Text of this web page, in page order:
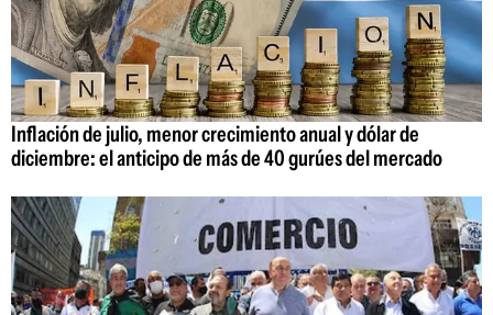
Inflación de julio, menor crecimiento anual y dólar de
diciembre: el anticipo de más de 40 gurúes del mercado